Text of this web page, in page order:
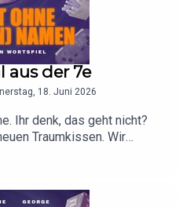
aus der 7e
18. Juni 2026
Ihr denk, das geht nicht?
Traumkissen. Wir
reich mit einer super
über die WM und